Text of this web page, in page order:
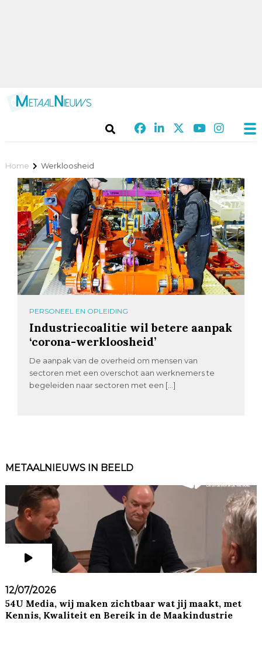
Home Werkloosheid
PERSONEEL EN OPLEIDING
Industriecoalitie wil betere aanpak
‘corona-werkloosheid’
De aanpak van de overheid om mensen van
sectoren met een overschot aan werknemers te
begeleiden naar sectoren met een […]
METAALNIEUWS IN BEELD
12/07/2026
54U Media, wij maken zichtbaar wat jij maakt, met
Kennis, Kwaliteit en Bereik in de Maakindustrie